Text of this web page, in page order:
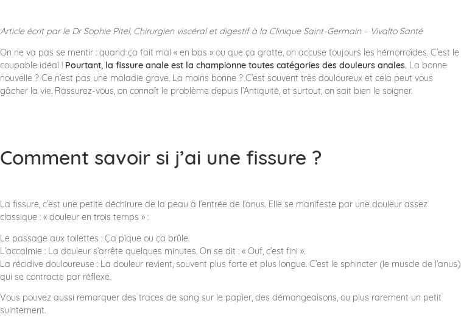
Article écrit par le Dr Sophie Pitel, Chirurgien viscéral et digestif à la Clinique Saint-Germain – Vivalto Santé
On ne va pas se mentir : quand ça fait mal « en bas » ou que ça gratte, on accuse toujours les hémorroïdes. C’est le
coupable idéal ! Pourtant, la fissure anale est la championne toutes catégories des douleurs anales. La bonne
nouvelle ? Ce n’est pas une maladie grave. La moins bonne ? C’est souvent très douloureux et cela peut vous
gâcher la vie. Rassurez-vous, on connaît le problème depuis l’Antiquité, et surtout, on sait bien le soigner.
​Comment savoir si j’ai une fissure ?
La fissure, c’est une petite déchirure de la peau à l’entrée de l’anus. Elle se manifeste par une douleur assez
classique : « douleur en trois temps » :
​Le passage aux toilettes : Ça pique ou ça brûle.
​L’accalmie : La douleur s’arrête quelques minutes. On se dit : « Ouf, c’est fini ».
​La récidive douloureuse : La douleur revient, souvent plus forte et plus longue. C’est le sphincter (le muscle de l’anus)
qui se contracte par réflexe.
​Vous pouvez aussi remarquer des traces de sang sur le papier, des démangeaisons, ou plus rarement un petit
suintement.